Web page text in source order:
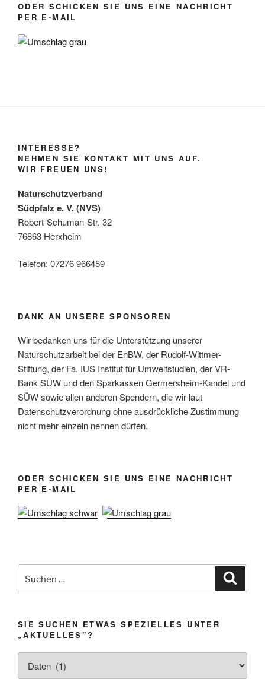
ODER SCHICKEN SIE UNS EINE NACHRICHT
PER E-MAIL
INTERESSE?
NEHMEN SIE KONTAKT MIT UNS AUF.
WIR FREUEN UNS!
Naturschutzverband
Südpfalz e. V. (NVS)
Robert-Schuman-Str. 32
76863 Herxheim
Telefon: 07276 966459
DANK AN UNSERE SPONSOREN
Wir bedanken uns für die Unterstützung unserer
Naturschutzarbeit bei der EnBW, der Rudolf-Wittmer-
Stiftung, der Fa. IUS Institut für Umweltstudien, der VR-
Bank SÜW und den Sparkassen Germersheim-Kandel und
SÜW sowie allen anderen Spendern, die wir laut
Datenschutzverordnung ohne ausdrückliche Zustimmung
nicht mehr einzeln nennen dürfen.
ODER SCHICKEN SIE UNS EINE NACHRICHT
PER E-MAIL
nach:
SIE SUCHEN ETWAS SPEZIELLES UNTER
„AKTUELLES”?
suchen